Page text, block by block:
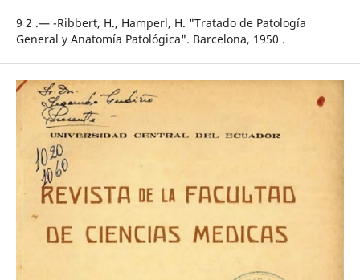
9 2 .— -Ribbert, H., Hamperl, H. "Tratado de Patología
General y Anatomía Patológica". Barcelona, 1950 .